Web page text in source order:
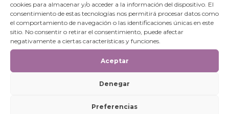
cookies para almacenar y/o acceder a la información del dispositivo. El
consentimiento de estas tecnologías nos permitirá procesar datos como
el comportamiento de navegación o las identificaciones únicas en este
sitio. No consentir o retirar el consentimiento, puede afectar
negativamente a ciertas características y funciones.
Aceptar
Denegar
Preferencias